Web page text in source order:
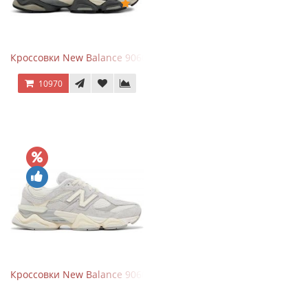
Кроссовки New Balance 9060 x Joe Freshgoods Dark Grey
10970
Кроссовки New Balance 9060 Quartz Grey